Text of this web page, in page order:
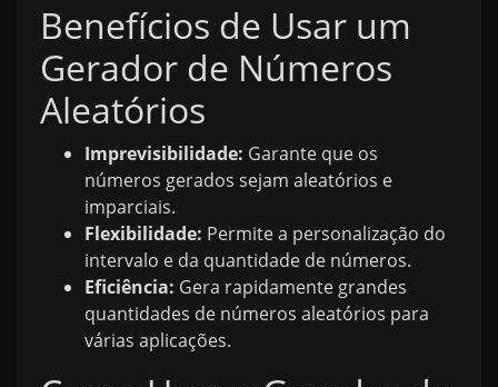
Benefícios de Usar um
Gerador de Números
Aleatórios
Imprevisibilidade: Garante que os
números gerados sejam aleatórios e
imparciais.
Flexibilidade: Permite a personalização do
intervalo e da quantidade de números.
Eficiência: Gera rapidamente grandes
quantidades de números aleatórios para
várias aplicações.